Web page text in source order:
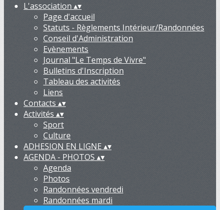
L'association ▴▾
Page d'accueil
Statuts - Règlements Intérieur/Randonnées
Conseil d'Administration
Evènements
Journal "Le Temps de Vivre"
Bulletins d'Inscription
Tableau des activités
Liens
Contacts ▴▾
Activités ▴▾
Sport
Culture
ADHESION EN LIGNE▴▾
AGENDA - PHOTOS ▴▾
Agenda
Photos
Randonnées vendredi
Randonnées mardi